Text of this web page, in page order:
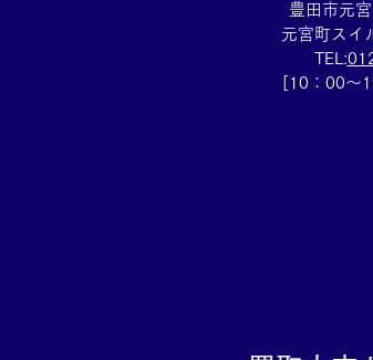
☆な
豊田市元
元宮町スイ
TEL:
[10：00～